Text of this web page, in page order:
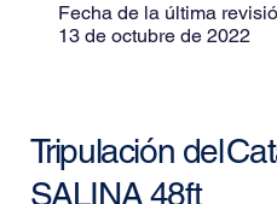
Fecha de la última
13 de octubre de 2022
Tripulación del
SALINA 48ft